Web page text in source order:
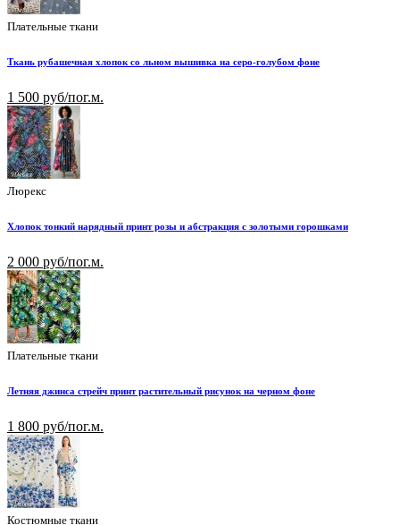
Плательные ткани
Ткань рубашечная хлопок со льном вышивка на серо-голубом фоне
1 500 руб/пог.м.
Люрекс
Хлопок тонкий нарядный принт розы и абстракция с золотыми горошками
2 000 руб/пог.м.
Плательные ткани
Летняя джинса стрейч принт растительный рисунок на черном фоне
1 800 руб/пог.м.
Костюмные ткани